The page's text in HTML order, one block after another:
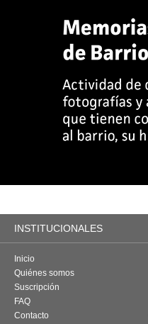
INSTITUCIONALES
Inicio
Quiénes somos
Suscripción
FAQ
Contacto